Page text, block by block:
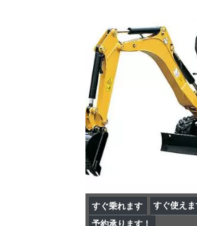
すぐ乗れます
すぐ使え
予約承ります！